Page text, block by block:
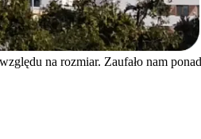
na rozmiar. Zaufało nam